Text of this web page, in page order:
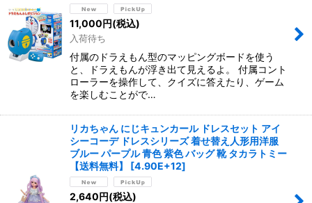
11,000円(税込)
入荷待ち
付属のドラえもん型のマッピングボードを使う
と、ドラえもんが浮き出て見えるよ。 付属コント
ローラーを操作して、クイズに答えたり、ゲーム
を楽しむことがで…
リカちゃん にじキュンカール ドレスセット アイ
シーコーデ ドレスシリーズ 着せ替え人形用洋服
ブルー パープル 青色 紫色 バッグ 靴 タカラトミー
【送料無料】
[4.90E+12]
2,640円(税込)